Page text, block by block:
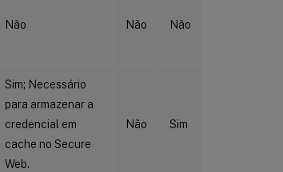
Não Não Não
Sim; Necessário
para armazenar a
credencial em
cache no Secure
Web.
Não Sim